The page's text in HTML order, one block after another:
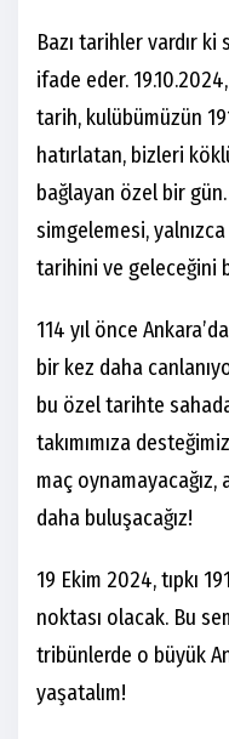
Bazı tarihler vardır ki
ifade eder.
tarih, kulübümüzün
hatırlatan, bizleri
bağlayan özel bir gün.
simgelemesi,
tarihini ve geleceğini
114 yıl önce
bir kez daha
bu özel tarihte
takımımıza
maç
daha buluşacağız!
19 Ekim 2024, tıpkı
noktası olacak. Bu
tribünlerde o büyük
yaşatalım!